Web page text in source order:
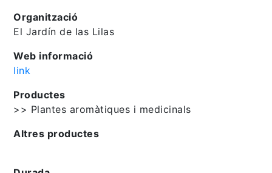
Organització
El Jardín de las Lilas
Web informació
link
Productes
>> Plantes aromàtiques i medicinals
Altres productes